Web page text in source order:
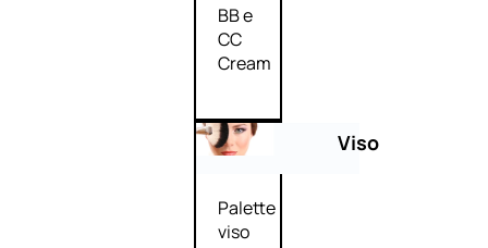
BB e
CC
Cream
Viso
Palette
viso